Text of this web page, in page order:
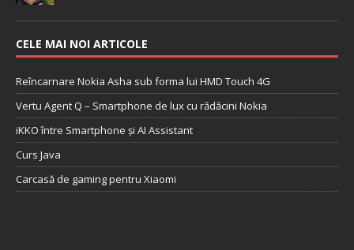
CELE MAI NOI ARTICOLE
Reîncarnare Nokia Asha sub forma lui HMD Touch 4G
Vertu Agent Q – Smartphone de lux cu rădăcini Nokia
iKKO între Smartphone și AI Assistant
Curs Java
Carcasă de gaming pentru Xiaomi